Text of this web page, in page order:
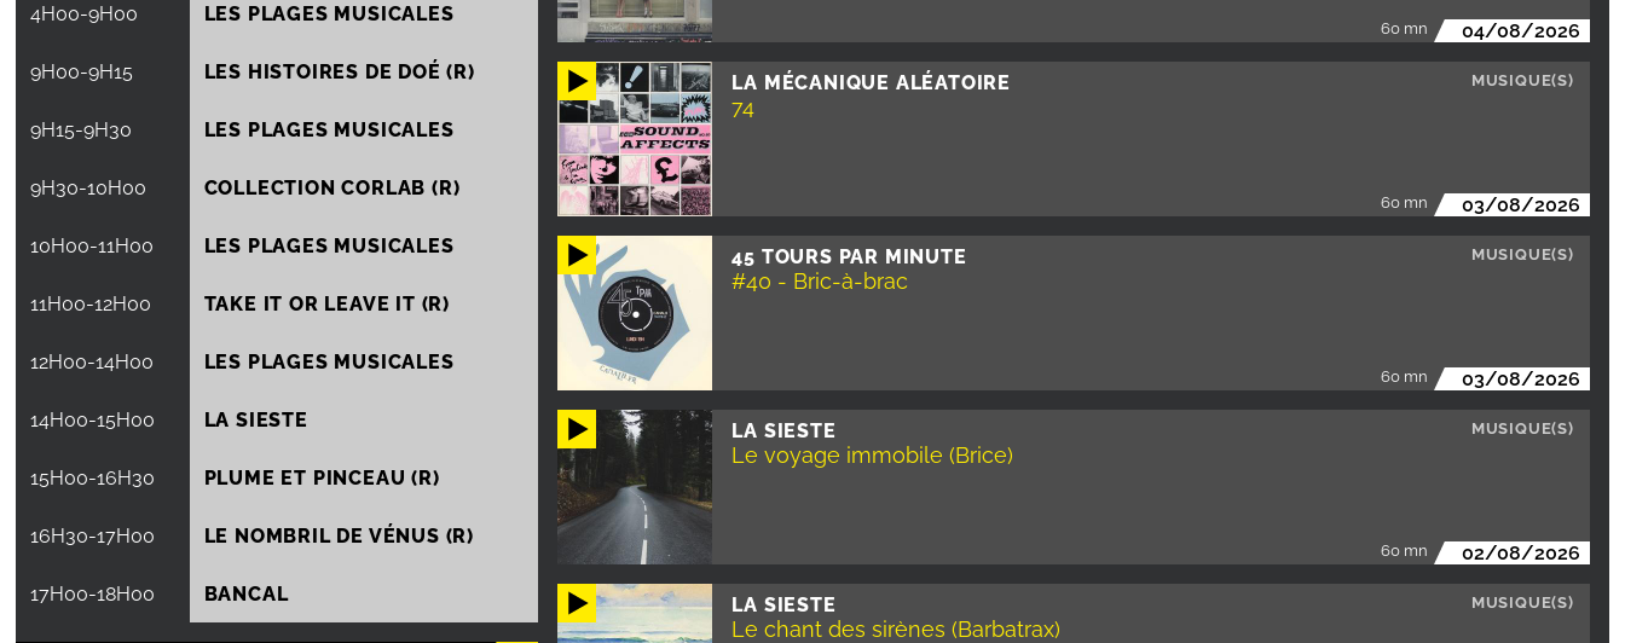
4H00-9H00 LES PLAGES MUSICALES
9H00-9H15 LES HISTOIRES DE DOÉ (R)
9H15-9H30 LES PLAGES MUSICALES
9H30-10H00 COLLECTION CORLAB (R)
10H00-11H00 LES PLAGES MUSICALES
11H00-12H00 TAKE IT OR LEAVE IT (R)
12H00-14H00 LES PLAGES MUSICALES
14H00-15H00 LA SIESTE
15H00-16H30 PLUME ET PINCEAU (R)
16H30-17H00 LE NOMBRIL DE VÉNUS (R)
17H00-18H00 BANCAL
60 mn 04/08/2026
LA MÉCANIQUE ALÉATOIRE
74
MUSIQUE(S)
60 mn 03/08/2026
45 TOURS PAR MINUTE
#40 - Bric-à-brac
MUSIQUE(S)
60 mn 03/08/2026
LA SIESTE
Le voyage immobile (Brice)
MUSIQUE(S)
60 mn 02/08/2026
LA SIESTE
Le chant des sirènes (Barbatrax)
MUSIQUE(S)